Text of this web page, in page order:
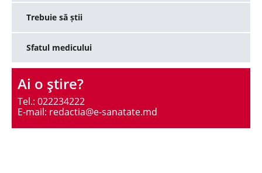
Trebuie să știi
Sfatul medicului
Ai o ştire?
Tel.: 022234222
E-mail: redactia@e-sanatate.md